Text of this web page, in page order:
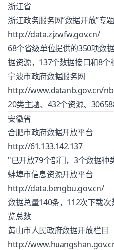
浙江省
浙江政务服务网“数据开放”专
http://data.zjzwfw.gov.cn/
68个省级单位提供的350项数
据资源，137个数据接口和8个
宁波市政府数据服务网
http://www.datanb.gov.cn/
20类主题、432个资源、
安徽省
合肥市政府数据开放平台
http://61.133.142.137
"已开放79个部门，3个数据种
蚌埠市信息资源开放平台
http://data.bengbu.gov.cn/
数据总量140条，112次下载
览总数
黄山市人民政府数据开放栏目
http://